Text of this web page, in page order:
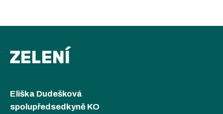
ZELENÍ
Eliška Dudešková
spolupředsedkyně KO